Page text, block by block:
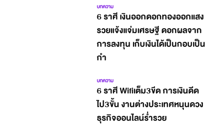
บทความ
6 ราศี เงินออกดอกทองออกแสง
รวยแจ้งแจ่มเศรษฐี ดอกผลจาก
การลงทุน เก็บเงินได้เป็นกอบเป็น
กำ
บทความ
6 ราศี Wifiเต็ม3ขีด การเงินดีด
ไป3ขั้น งานต่างประเทศหนุนดวง
ธุรกิจออนไลน์ร่ำรวย